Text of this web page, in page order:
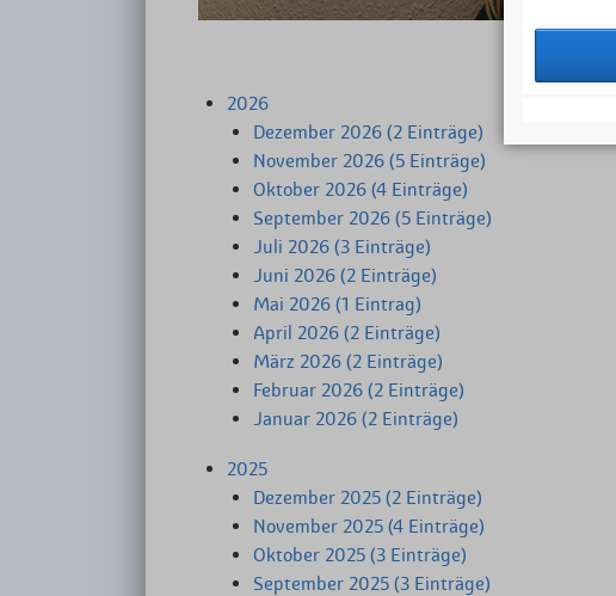
2026
Dezember 2026 (2 Einträge)
November 2026 (5 Einträge)
Oktober 2026 (4 Einträge)
September 2026 (5 Einträge)
Juli 2026 (3 Einträge)
Juni 2026 (2 Einträge)
Mai 2026 (1 Eintrag)
April 2026 (2 Einträge)
März 2026 (2 Einträge)
Februar 2026 (2 Einträge)
Januar 2026 (2 Einträge)
2025
Dezember 2025 (2 Einträge)
November 2025 (4 Einträge)
Oktober 2025 (3 Einträge)
September 2025 (3 Einträge)